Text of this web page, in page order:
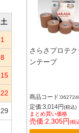
さらさプロテク
ンテープ
商品コード:
定価:3,014円(税込)
まとめ買い価格
売価:2,305円(税
土
1
8
15
22
29